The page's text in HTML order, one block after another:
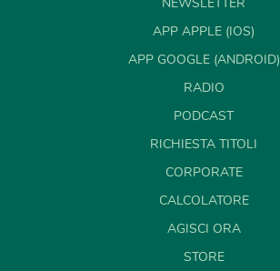
APP APPLE (IOS)
APP GOOGLE (ANDROID)
RADIO
PODCAST
RICHIESTA TITOLI
CORPORATE
CALCOLATORE
AGISCI ORA
STORE